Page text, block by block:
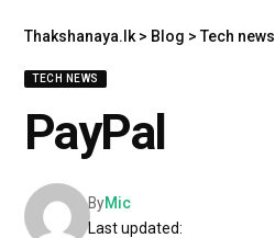
Thakshanaya.lk > Blog > Tech news
TECH NEWS
PayPal
Last updated:
ByMic